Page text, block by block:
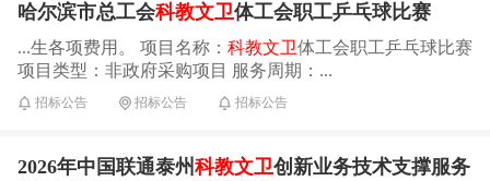
哈尔滨市总工会科教文卫体工会职工乒乓球比赛
...生各项费用。 项目名称： 科教文卫体工会职工乒乓球比赛
项目类型：非政府采购项目 服务周期：...
招标公告 招标公告 招标公告
2026年中国联通泰州科教文卫创新业务技术支撑服务